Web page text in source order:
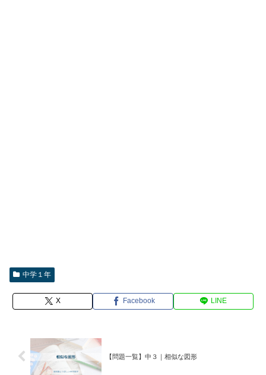
中学１年
X Facebook LINE
【問題一覧】中３｜相似な図形